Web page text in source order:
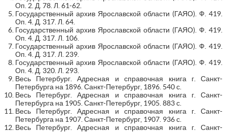
Оп. 2. Д. 78. Л. 61-62.
Государственный архив Ярославской области (ГАЯО). Ф. 419.
Оп. 4. Д. 317. Л. 64.
Государственный архив Ярославской области (ГАЯО). Ф. 419.
Оп. 4. Д. 317. Л. 106.
Государственный архив Ярославской области (ГАЯО). Ф. 419.
Оп. 4. Д. 317. Л. 239.
Государственный архив Ярославской области (ГАЯО). Ф. 419.
Оп. 4. Д. 320. Л. 293.
Весь Петербург. Адресная и справочная книга г. Санкт-
Петербурга на 1896. Санкт-Петербург, 1896. 540 с.
Весь Петербург. Адресная и справочная книга г. Санкт-
Петербурга на 1905. Санкт-Петербург, 1905. 883 с.
Весь Петербург. Адресная и справочная книга г. Санкт-
Петербурга на 1907. Санкт-Петербург, 1907. 936 с.
Весь Петербург. Адресная и справочная книга г. Санкт-